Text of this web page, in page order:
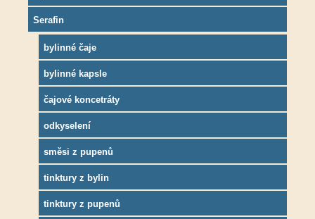
Serafin
bylinné čaje
bylinné kapsle
čajové koncetráty
odkyselení
směsi z pupenů
tinktury z bylin
tinktury z pupenů